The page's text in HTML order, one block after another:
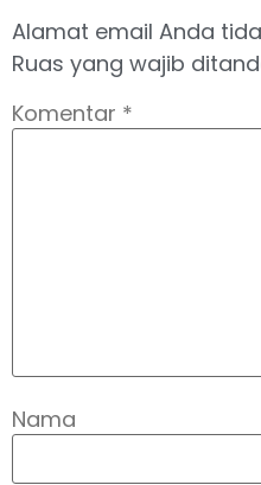
Alamat email Anda
Ruas yang wajib
Komentar *
Nama